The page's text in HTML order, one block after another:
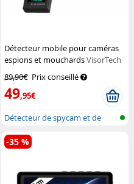
Détecteur mobile pour caméras
espions et mouchardsVisorTech
89,90€ Prix conseillé
49,95€
Détecteur de spycam et de
micro ave...
-35 %